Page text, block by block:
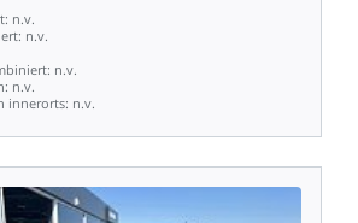
n.v.
n.v.
n.v.
n.v.
innerorts: n.v.